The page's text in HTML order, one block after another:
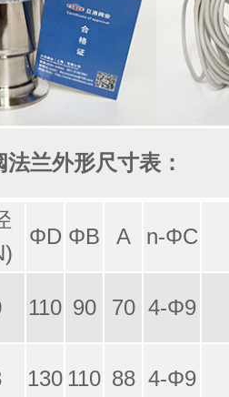
兰外形尺寸表：
ΦD ΦB A n-ΦC
110 90 70 4-Φ9
130 110 88 4-Φ9